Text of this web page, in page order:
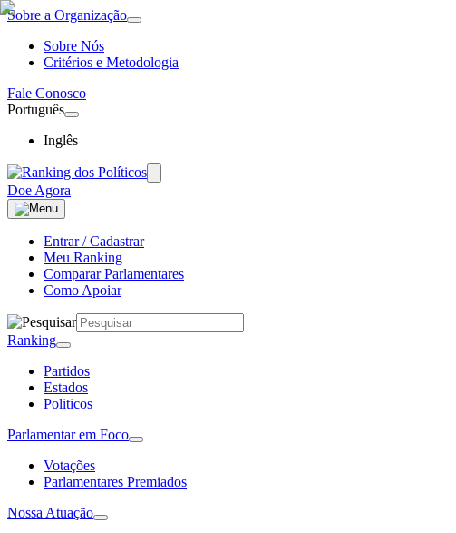
Sobre a Organização
Sobre Nós
Critérios e Metodologia
Fale Conosco
Português
Inglês
Doe Agora
Entrar / Cadastrar
Meu Ranking
Comparar Parlamentares
Como Apoiar
Ranking
Partidos
Estados
Politicos
Parlamentar em Foco
Votações
Parlamentares Premiados
Nossa Atuação